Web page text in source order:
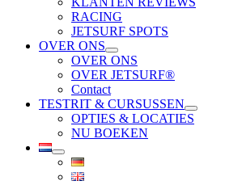
RACING
JETSURF SPOTS
OVER ONS
OVER ONS
OVER JETSURF®
Contact
TESTRIT & CURSUSSEN
OPTIES & LOCATIES
NU BOEKEN